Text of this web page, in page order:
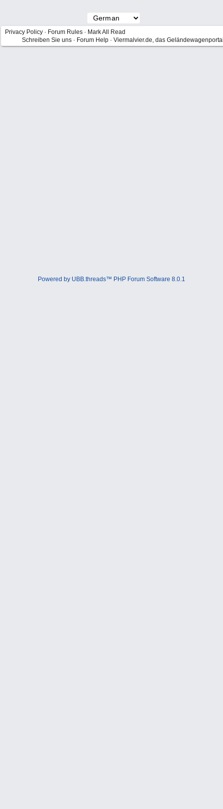
Privacy Policy · Forum Rules · Mark All Read
Schreiben Sie uns · Forum Help · Viermalvier.de, das
Powered by UBB.threads™ PHP Forum Software 8.0.1